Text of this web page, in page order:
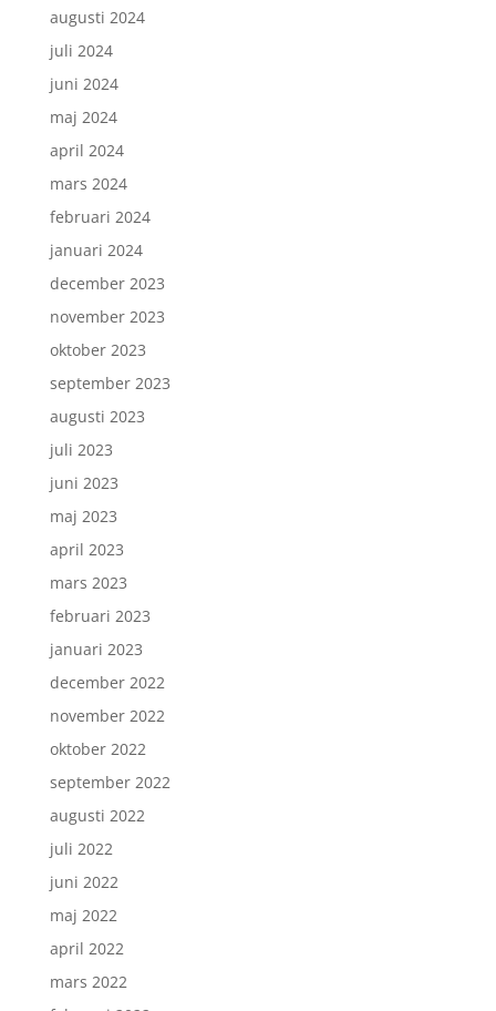
augusti 2024
juli 2024
juni 2024
maj 2024
april 2024
mars 2024
februari 2024
januari 2024
december 2023
november 2023
oktober 2023
september 2023
augusti 2023
juli 2023
juni 2023
maj 2023
april 2023
mars 2023
februari 2023
januari 2023
december 2022
november 2022
oktober 2022
september 2022
augusti 2022
juli 2022
juni 2022
maj 2022
april 2022
mars 2022